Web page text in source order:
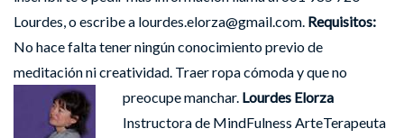
Lourdes, o escribe a lourdes.elorza@gmail.com. Requisitos:
No hace falta tener ningún conocimiento previo de
meditación ni creatividad. Traer ropa cómoda y que no
preocupe manchar. Lourdes Elorza
Instructora de MindFulness ArteTerapeuta